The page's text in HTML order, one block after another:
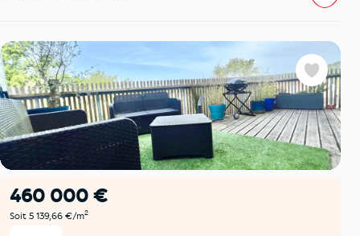
460 000 €
Soit 5 139,66 €/m2
Favoris